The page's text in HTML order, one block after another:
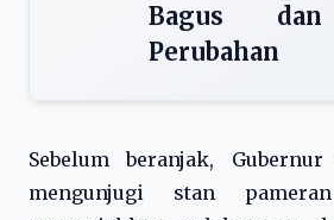
Bagus
Perubahan
Sebelum beranjak,
mengunjugi stan